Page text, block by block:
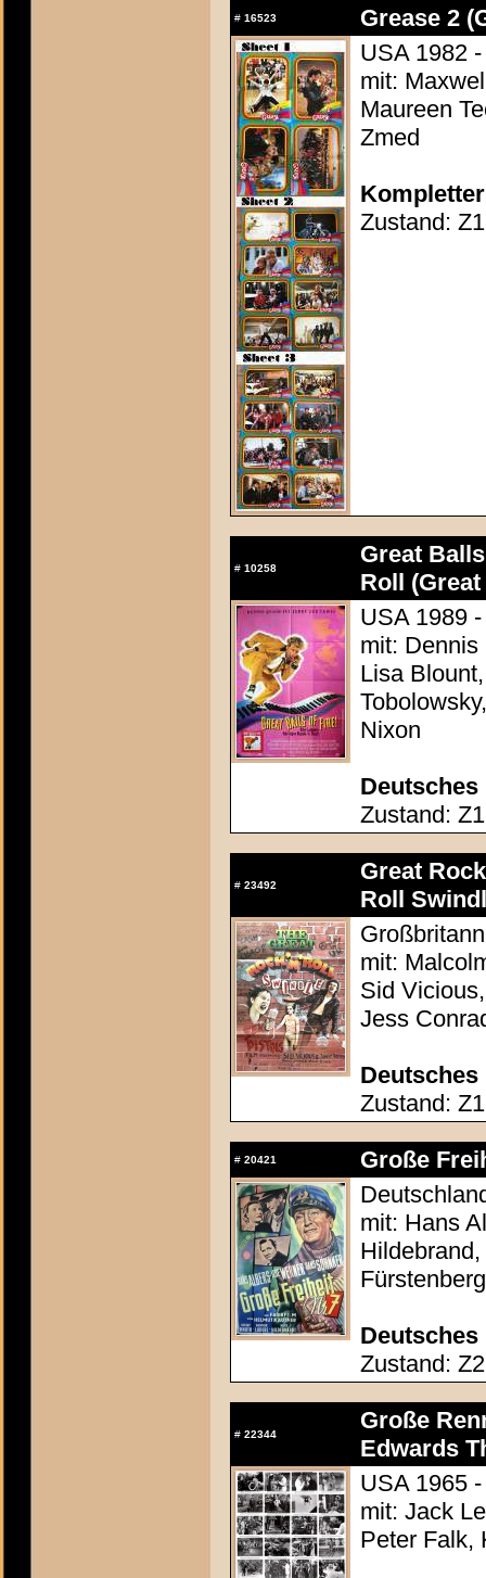
# 16523
Grease 2
USA 1982
mit:
Maureen
Zmed
Zustand:
# 10258
Great
Roll
USA 1989
mit:
Lisa
Nixon
Deutsches
Zustand:
# 23492
Great
Roll
mit:
Sid
Jess
Deutsches
Zustand:
# 20421
Große
mit: Hans
Deutsches
Zustand:
# 22344
Große
Edwards
USA 1965
mit: Jack
Peter Falk,